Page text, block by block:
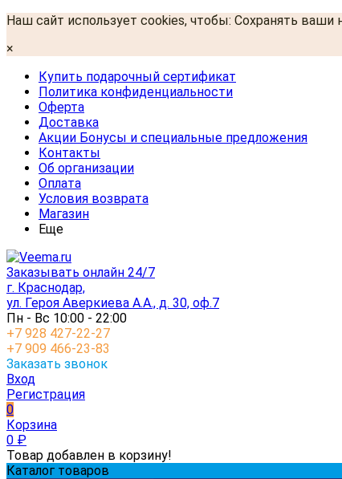
Наш сайт использует cookies, чтобы: Сохранять
×
Купить подарочный сертификат
Политика конфиденциальности
Оферта
Доставка
Акции Бонусы и специальные предложения
Контакты
Об организации
Оплата
Условия возврата
Магазин
Еще
Заказывать онлайн 24/7
г. Краснодар,
ул. Героя Аверкиева А.А., д. 30, оф.7
Пн - Вс 10:00 - 22:00
+7 928 427-22-27
+7 909 466-23-83
Заказать звонок
Вход
Регистрация
0
Корзина
0 ₽
Товар добавлен в корзину!
Каталог товаров